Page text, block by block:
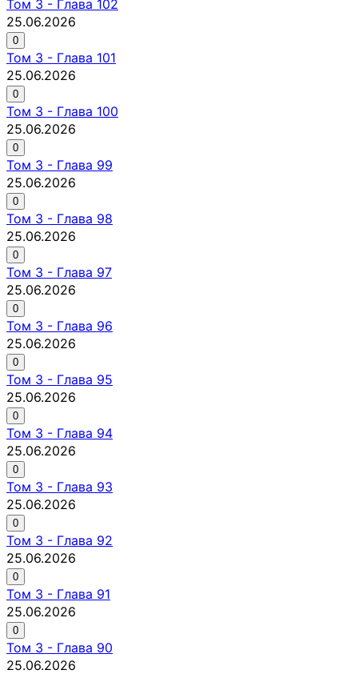
Том 3 - Глава 102
25.06.2026
0
Том 3 - Глава 101
25.06.2026
0
Том 3 - Глава 100
25.06.2026
0
Том 3 - Глава 99
25.06.2026
0
Том 3 - Глава 98
25.06.2026
0
Том 3 - Глава 97
25.06.2026
0
Том 3 - Глава 96
25.06.2026
0
Том 3 - Глава 95
25.06.2026
0
Том 3 - Глава 94
25.06.2026
0
Том 3 - Глава 93
25.06.2026
0
Том 3 - Глава 92
25.06.2026
0
Том 3 - Глава 91
25.06.2026
0
Том 3 - Глава 90
25.06.2026